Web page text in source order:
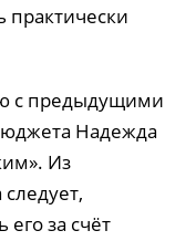
практически
с предыдущими
Надежда
Из
его за счёт